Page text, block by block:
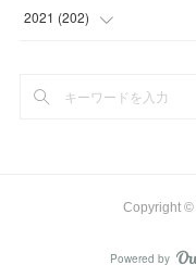
2021 (202)
(
Copyright ©
Powered by